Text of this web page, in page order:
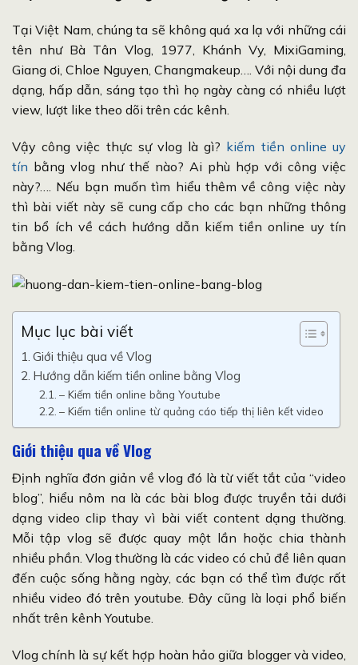
Tại Việt Nam, chúng ta sẽ không quá xa lạ với những cái
tên như Bà Tân Vlog, 1977, Khánh Vy, MixiGaming,
Giang ơi, Chloe Nguyen, Changmakeup…. Với nội dung đa
dạng, hấp dẫn, sáng tạo thì họ ngày càng có nhiều lượt
view, lượt like theo dõi trên các kênh.
Vậy công việc thực sự vlog là gì? kiếm tiền online uy
tín bằng vlog như thế nào? Ai phù hợp với công việc
này?…. Nếu bạn muốn tìm hiểu thêm về công việc này
thì bài viết này sẽ cung cấp cho các bạn những thông
tin bổ ích về cách hướng dẫn kiếm tiền online uy tín
bằng Vlog.
Mục lục bài viết
Giới thiệu qua về Vlog
Hướng dẫn kiếm tiền online bằng Vlog
– Kiếm tiền online bằng Youtube
– Kiếm tiền online từ quảng cáo tiếp thị liên kết video
Giới thiệu qua về Vlog
Định nghĩa đơn giản về vlog đó là từ viết tắt của “video
blog”, hiểu nôm na là các bài blog được truyền tải dưới
dạng video clip thay vì bài viết content dạng thường.
Mỗi tập vlog sẽ được quay một lần hoặc chia thành
nhiều phần. Vlog thường là các video có chủ đề liên quan
đến cuộc sống hằng ngày, các bạn có thể tìm được rất
nhiều video đó trên youtube. Đây cũng là loại phổ biến
nhất trên kênh Youtube.
Vlog chính là sự kết hợp hoàn hảo giữa blogger và video,